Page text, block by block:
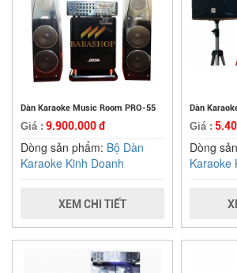
Dàn Karaoke Music Room PRO-55
Giá : 9.900.000 đ
Dòng sản phẩm: Bộ Dàn
Karaoke Kinh Doanh
XEM CHI TIẾT
Dàn
Giá :
Dòng
Karaoke